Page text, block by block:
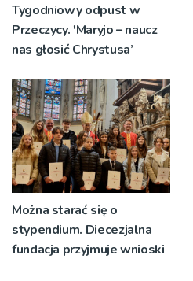
Tygodniowy odpust w
Przeczycy. 'Maryjo – naucz
nas głosić Chrystusa’
Można starać się o
stypendium. Diecezjalna
fundacja przyjmuje wnioski